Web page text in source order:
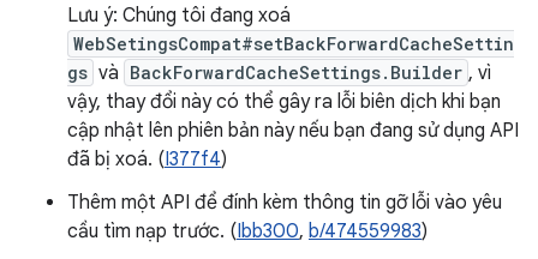
Lưu ý: Chúng tôi đang xoá
WebSetingsCompat#setBackForwardCacheSettin
gs và BackForwardCacheSettings.Builder , vì
vậy, thay đổi này có thể gây ra lỗi biên dịch khi bạn
cập nhật lên phiên bản này nếu bạn đang sử dụng API
đã bị xoá. (I377f4)
Thêm một API để đính kèm thông tin gỡ lỗi vào yêu
cầu tìm nạp trước. (Ibb300, b/474559983)